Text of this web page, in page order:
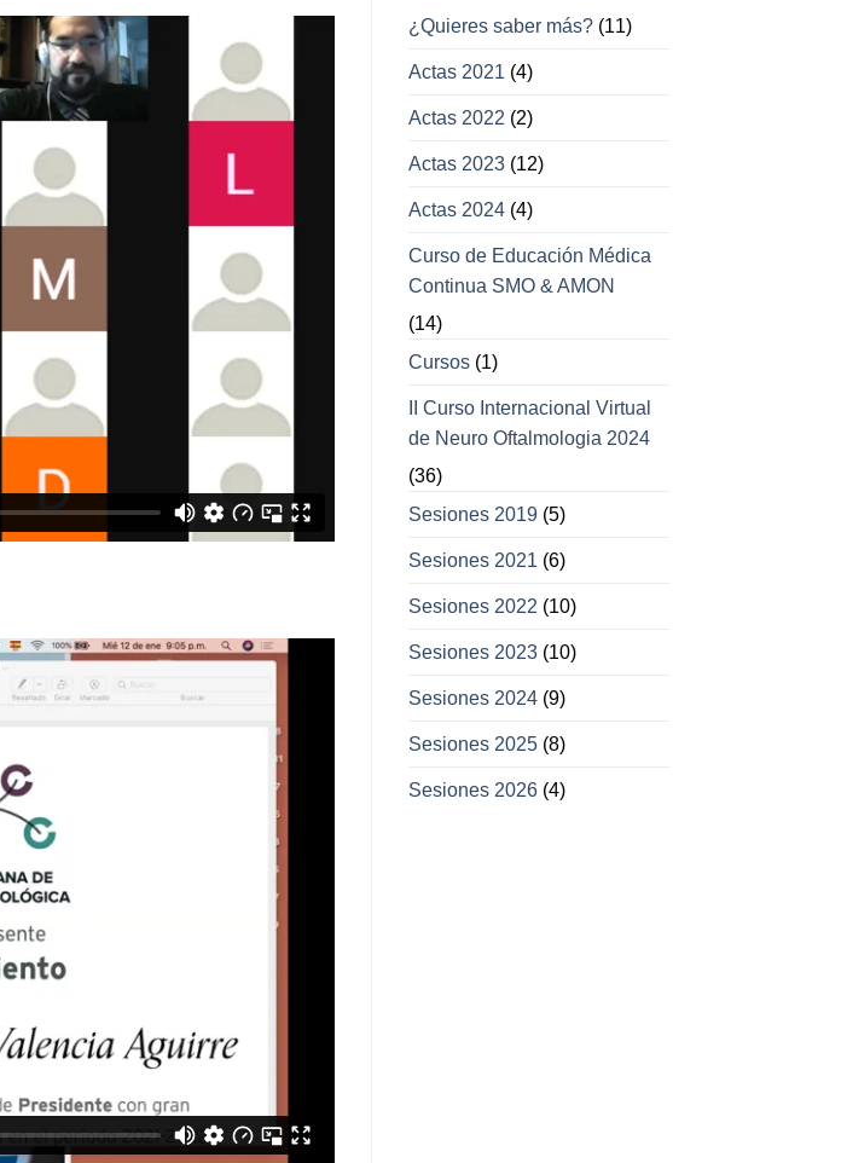
oculares
¿Quieres saber más?(11)
Actas 2021 (4)
Actas 2022 (2)
Actas 2023(12)
Actas 2024(4)
Curso de Educación Médica
Continua SMO & AMON
(14)
Cursos(1)
II Curso Internacional Virtual
de Neuro Oftalmologia 2024
(36)
Sesiones 2019(5)
Sesiones 2021 (6)
Sesiones 2022 (10)
Sesiones 2023(10)
Sesiones 2024(9)
Sesiones 2025(8)
Sesiones 2026(4)